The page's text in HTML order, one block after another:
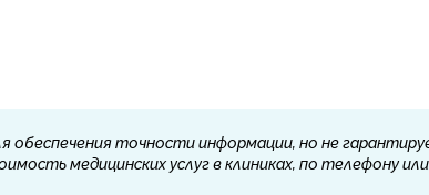
обеспечения точности информации, но не
медицинских услуг в клиниках, по телефону